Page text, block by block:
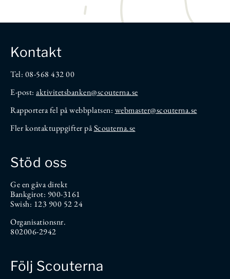
Kontakt
Tel: 08-568 432 00
E-post: aktivitetsbanken@scouterna.se
Rapportera fel på webbplatsen: webmaster@scouterna.se
Fler kontaktuppgifter påScouterna.se
Stöd oss
Ge en gåva direkt
Bankgirot: 900-3161
Swish: 123 900 52 24
Organisationsnr.
802006-2942
Följ Scouterna